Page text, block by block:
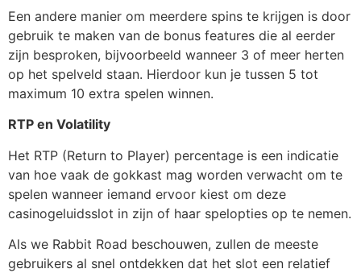
Een andere manier om meerdere spins te krijgen is door
gebruik te maken van de bonus features die al eerder
zijn besproken, bijvoorbeeld wanneer 3 of meer herten
op het spelveld staan. Hierdoor kun je tussen 5 tot
maximum 10 extra spelen winnen.
RTP en Volatility
Het RTP (Return to Player) percentage is een indicatie
van hoe vaak de gokkast mag worden verwacht om te
spelen wanneer iemand ervoor kiest om deze
casinogeluidsslot in zijn of haar spelopties op te nemen.
Als we Rabbit Road beschouwen, zullen de meeste
gebruikers al snel ontdekken dat het slot een relatief